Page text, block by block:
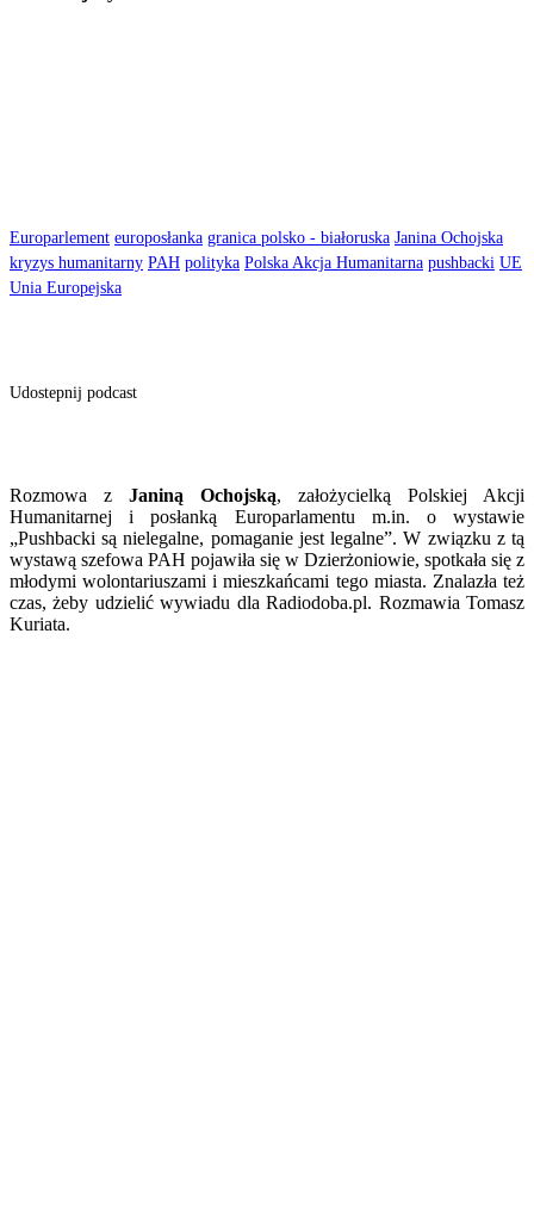
Europarlement europosłanka granica polsko - białoruska Janina Ochojska
kryzys humanitarny PAH polityka Polska Akcja Humanitarna pushbacki UE
Unia Europejska
Udostepnij podcast
Rozmowa z Janiną Ochojską, założycielką Polskiej Akcji
Humanitarnej i posłanką Europarlamentu m.in. o wystawie
„Pushbacki są nielegalne, pomaganie jest legalne”. W związku z tą
wystawą szefowa PAH pojawiła się w Dzierżoniowie, spotkała się z
młodymi wolontariuszami i mieszkańcami tego miasta. Znalazła też
czas, żeby udzielić wywiadu dla Radiodoba.pl. Rozmawia Tomasz
Kuriata.